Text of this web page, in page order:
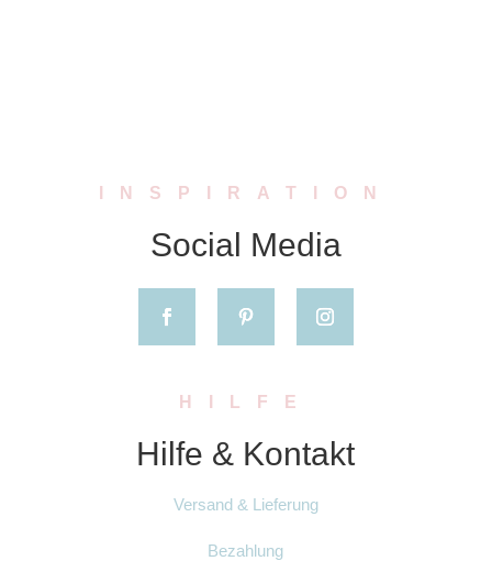
INSPIRATION
Social Media
HILFE
Hilfe & Kontakt
Versand & Lieferung
Bezahlung